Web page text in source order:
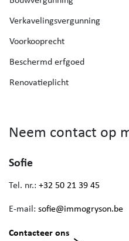
Verkavelingsvergunning
Voorkooprecht
Beschermd erfgoed
Renovatieplicht
Neem contact op
Sofie
Tel. nr.: +32 50 21 39 45
E-mail: sofie@immogryson.be
Contacteer ons